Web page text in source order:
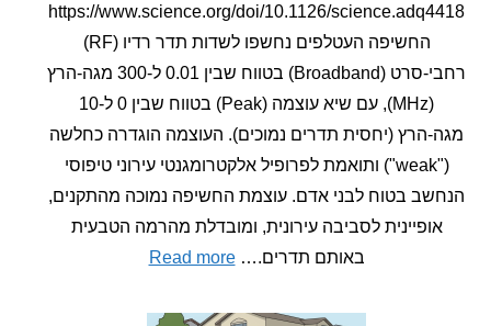
https://www.science.org/doi/10.1126/
החשיפה העטלפים נחשפו לשדות תדר רדיו (RF)
רחבי-סרט (Broadband) בטווח שבין 0.01 ל-300 מגה-הרץ
(MHz), עם שיא עוצמה (Peak) בטווח שבין 0 ל-10
(יחסית תדרים נמוכים). העוצמה הוגדרה כחלשה
("weak") ותואמת לפרופיל אלקטרומגנטי עירוני טיפוסי
בטוח לבני אדם. עוצמת החשיפה נמוכה מהתקנים,
לסביבה עירונית, ומובדלת מהרמה הטבעית
באותם תדרים.…Read more
:
חדש